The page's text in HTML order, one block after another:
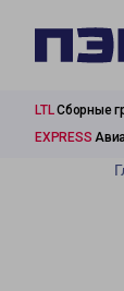
LTLСборные
EXPRESS